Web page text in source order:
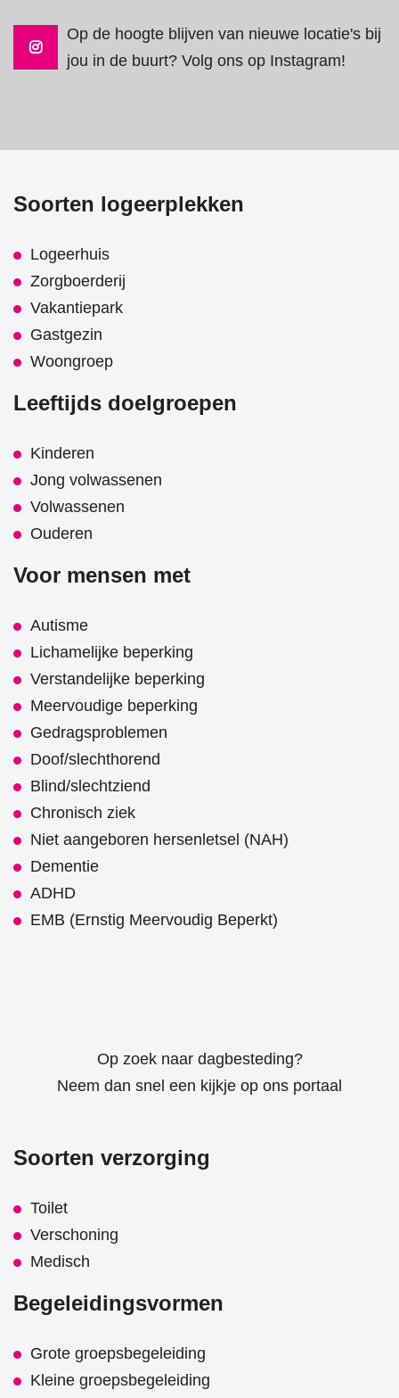
Op de hoogte blijven van nieuwe locatie's bij
jou in de buurt? Volg ons op Instagram!
Soorten logeerplekken
Logeerhuis
Zorgboerderij
Vakantiepark
Gastgezin
Woongroep
Leeftijds doelgroepen
Kinderen
Jong volwassenen
Volwassenen
Ouderen
Voor mensen met
Autisme
Lichamelijke beperking
Verstandelijke beperking
Meervoudige beperking
Gedragsproblemen
Doof/slechthorend
Blind/slechtziend
Chronisch ziek
Niet aangeboren hersenletsel (NAH)
Dementie
ADHD
EMB (Ernstig Meervoudig Beperkt)
Op zoek naar dagbesteding?
Neem dan snel een kijkje op ons portaal
Soorten verzorging
Toilet
Verschoning
Medisch
Begeleidingsvormen
Grote groepsbegeleiding
Kleine groepsbegeleiding